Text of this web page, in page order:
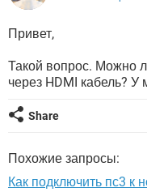
ВИДЕО
YANDEX
YANDEX
WHATSAPP
FACEBOOK
WINDOWS 10
ВИДЕО
YANDEX
FACEBOOK
YANDEX
Привет,
Такой вопрос. Можно
через HDMI кабель? У
Share
Похожие запросы:
Как подключить пс3 к